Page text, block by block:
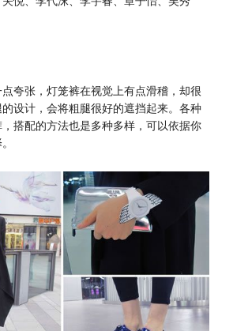
夸张，灯笼裤在视觉上有点滑稽，却很
设计，会将粗腿很好的遮挡起来。各种
搭配的方法也是多种多样，可以依据你